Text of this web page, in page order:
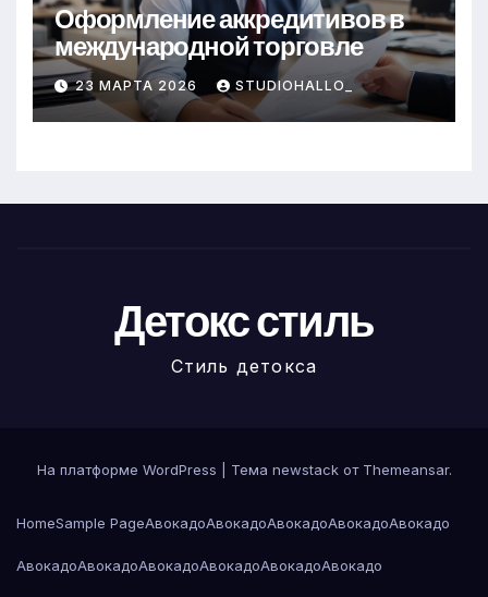
Оформление аккредитивов в
международной торговле
23 МАРТА 2026 STUDIOHALLO_
Детокс стиль
Стиль детокса
На платформе WordPress Тема newstack от Themeansar.
HomeSample PageАвокадоАвокадоАвокадоАвокадоАвокадо
АвокадоАвокадоАвокадоАвокадоАвокадоАвокадо